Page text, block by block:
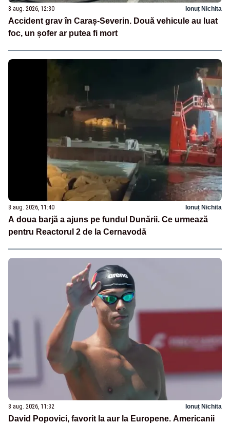
8 aug. 2026, 12:30 Ionuț Nichita
Accident grav în Caraș-Severin. Două vehicule au luat
foc, un șofer ar putea fi mort
8 aug. 2026, 11:40 Ionuț Nichita
A doua barjă a ajuns pe fundul Dunării. Ce urmează
pentru Reactorul 2 de la Cernavodă
8 aug. 2026, 11:32 Ionuț Nichita
David Popovici, favorit la aur la Europene. Americanii